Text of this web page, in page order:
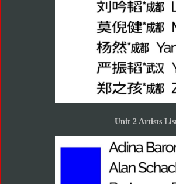
Unit 2 Artists